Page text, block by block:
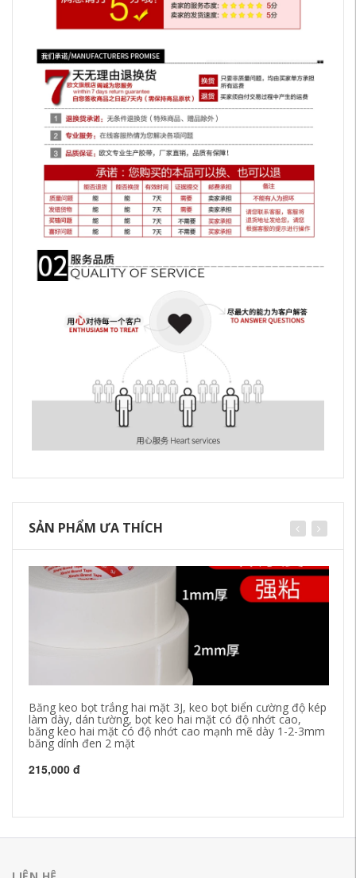
SẢN PHẨM ƯA THÍCH
Băng keo bọt trắng hai mặt 3J, keo bọt biển cường độ kép
làm dày, dán tường, bọt keo hai mặt có độ nhớt cao,
băng keo hai mặt có độ nhớt cao mạnh mẽ dày 1-2-3mm
băng dính đen 2 mặt
215,000 đ